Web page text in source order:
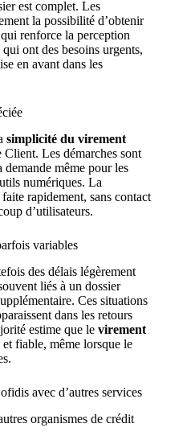
est complet. Les
la possibilité d’obtenir
renforce la perception
ont des besoins urgents,
en avant dans les
simplicité du virement
Client. Les démarches sont
même pour les
numériques. La
rapidement, sans contact
d’utilisateurs.
variables
des délais légèrement
liés à un dossier
Ces situations
dans les retours
estime que le virement
fiable, même lorsque le
avec d’autres services
organismes de crédit